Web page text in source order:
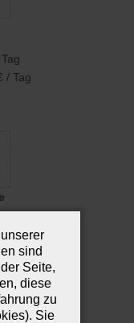
/ Tag
Liebling zu
Hund ab
Hause.
sind
Seite,
diese
zu
Sie